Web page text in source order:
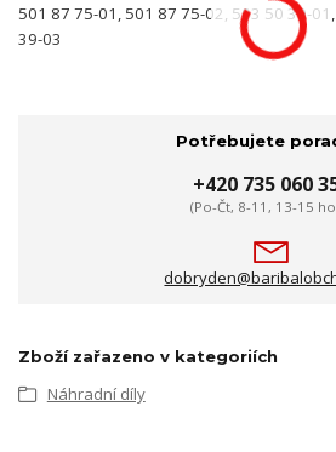
501 87 75-01, 501 87 75-02, 503 50 39-
39-03
Potřebujete
+420 735 060
(Po-Čt, 8-11, 13-15
Zboží zařazeno v kategoriích
Náhradní díly